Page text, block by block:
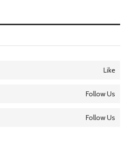
Like
Follow Us
Follow Us